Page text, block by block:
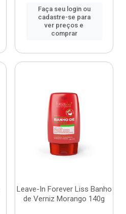
Faça seu login ou
cadastre-se para
ver preços e
comprar
Leave-In Forever Liss Banho
de Verniz Morango 140g